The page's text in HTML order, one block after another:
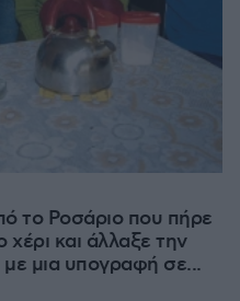
το Ροσάριο που πήρε
και άλλαξε την
μια υπογραφή σε...